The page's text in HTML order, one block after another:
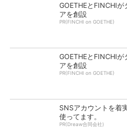
GOETHEとFINCHI
アを創設
PR(FINCHI on GOETHE)
GOETHEとFINCHI
アを創設
PR(FINCHI on GOETHE)
SNSアカウントを着
使ってます。
PR(Dreaw合同会社)